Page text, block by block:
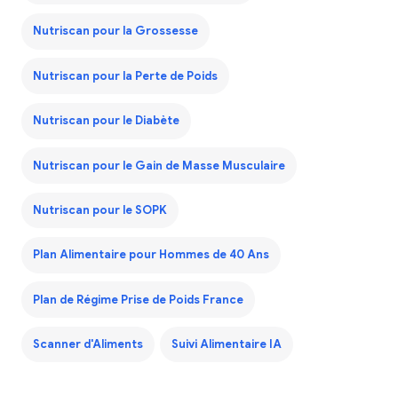
Nutriscan pour la Grossesse
Nutriscan pour la Perte de Poids
Nutriscan pour le Diabète
Nutriscan pour le Gain de Masse Musculaire
Nutriscan pour le SOPK
Plan Alimentaire pour Hommes de 40 Ans
Plan de Régime Prise de Poids France
Scanner d'Aliments Suivi Alimentaire IA